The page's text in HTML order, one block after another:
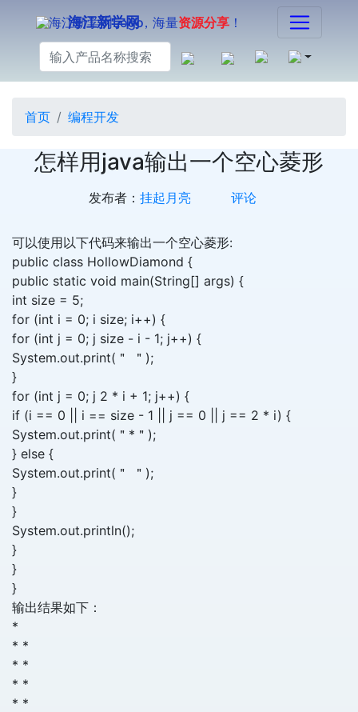
海江新学网，海量资源分享！
首页 编程开发
怎样用java输出一个空心菱形
发布者： 挂起月亮 评论
可以使用以下代码来输出一个空心菱形:
public class HollowDiamond {
public static void main(String[] args) {
int size = 5;
for (int i = 0; i size; i++) {
for (int j = 0; j size - i - 1; j++) {
System.out.print(＂ ＂);
}
for (int j = 0; j 2 * i + 1; j++) {
if (i == 0 || i == size - 1 || j == 0 || j == 2 * i) {
System.out.print(＂*＂);
} else {
System.out.print(＂ ＂);
}
}
System.out.println();
}
}
}
输出结果如下：
*
* *
* *
* *
* *